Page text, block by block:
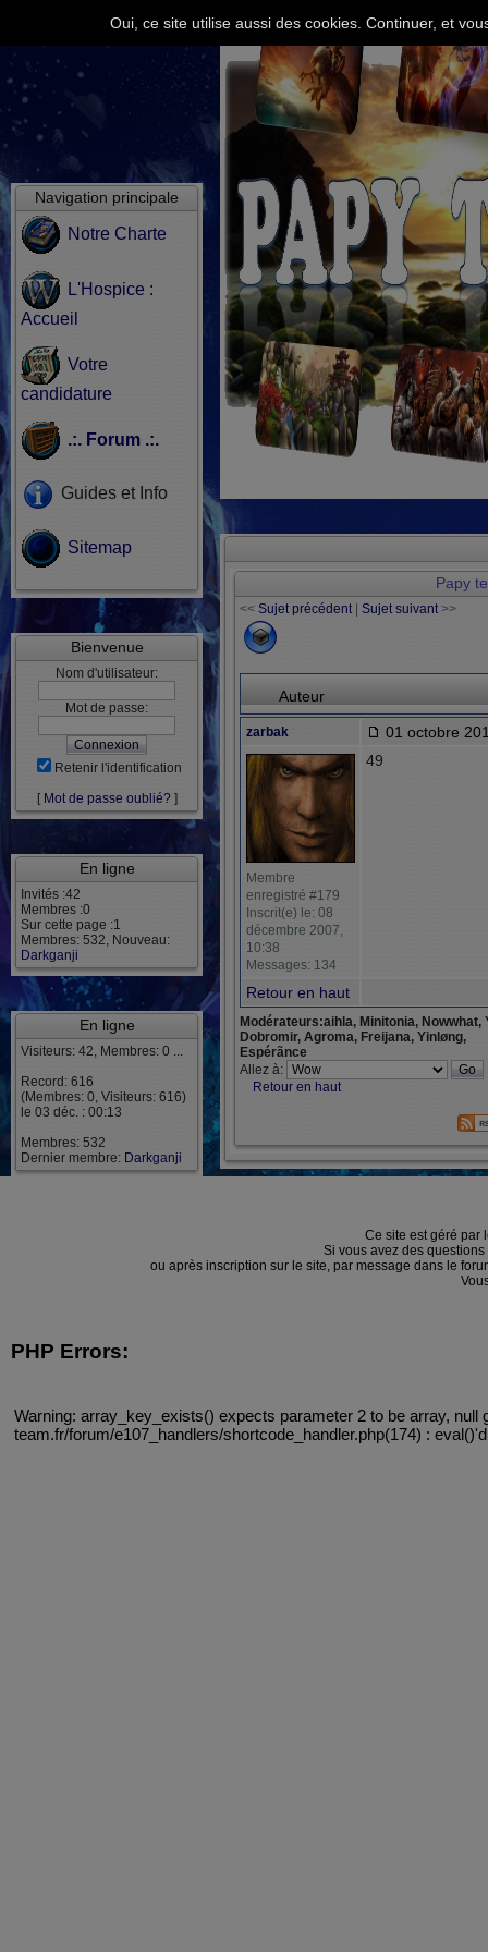
Navigation principale
Notre Charte
L'Hospice :
Accueil
Votre
candidature
.:. Forum .:.
Guides et Info
Sitemap
Bienvenue
Nom d'utilisateur:
Mot de passe:
Retenir l'identification
[ Mot de passe oublié? ]
En ligne
Invités :42
Membres :0
Sur cette page :1
Membres: 532, Nouveau:
Darkganji
En ligne
Visiteurs: 42, Membres: 0 ...
Record: 616
(Membres: 0, Visiteurs: 616)
le 03 déc. : 00:13
Membres: 532
Dernier membre: Darkganji
Papy
<< Sujet précédent| Sujet suivant>>
Auteur
zarbak 01 octobre
Membre
enregistré #179
Inscrit(e) le: 08
décembre 2007,
10:38
Messages: 134
49
Retour en haut
Modérateurs:aihla, Minitonia, Nowwhat,
Dobromir, Agroma, Freijana, Yinløng,
Espérãnce
Allez à:
Retour en haut
Ce site est géré par
Si vous avez des
ou après inscription sur le site, par message dans le
PHP Errors:
Warning: array_key_exists() expects parameter 2 to be array, null
team.fr/forum/e107_handlers/shortcode_handler.php(174) :
Oui, ce site utilise aussi des cookies. Continuer, et